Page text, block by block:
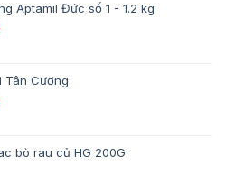
Aptamil Đức số 1 - 1.2 kg
Tân Cương
bò rau củ HG 200G